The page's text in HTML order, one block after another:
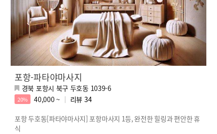
포항-파타야마사지
경북 포항시 북구 두호동 1039-6
20% 40,000 ~ 리뷰 34
포항 두호동[파타야마사지] 포항마사지 1등, 완전한 힐링과 편안한 휴
식